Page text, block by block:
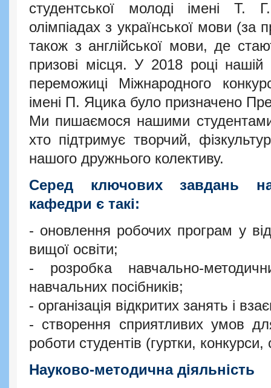
студентської молоді імені Т.
олімпіадах з української мови
також з англійської мови, де
призові місця. У 2018 році нашій
переможиці Міжнародного
імені П. Яцика було призначено
Ми пишаємося нашими
хто підтримує творчий,
нашого дружнього колективу.
Серед ключових завдань
кафедри є такі:
- оновлення робочих програм у
вищої освіти;
- розробка навчально-
навчальних посібників;
- організація відкритих занять і
- створення сприятливих умов
роботи студентів (гуртки,
Науково-методична діяльність